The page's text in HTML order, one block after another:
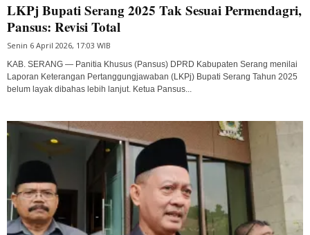
LKPj Bupati Serang 2025 Tak Sesuai Permendagri,
Pansus: Revisi Total
Senin 6 April 2026, 17:03 WIB
KAB. SERANG — Panitia Khusus (Pansus) DPRD Kabupaten Serang menilai
Laporan Keterangan Pertanggungjawaban (LKPj) Bupati Serang Tahun 2025
belum layak dibahas lebih lanjut. Ketua Pansus...